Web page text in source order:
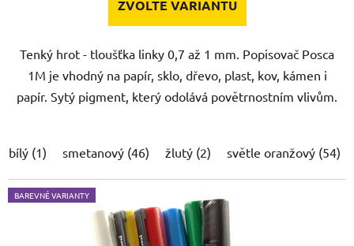
ZVOLTE VARIANTU
Tenký hrot - tloušťka linky 0,7 až 1 mm. Popisovač Posca
1M je vhodný na papír, sklo, dřevo, plast, kov, kámen i
papír. Sytý pigment, který odolává povětrnostním vlivům.
bílý (1) smetanový (46) žlutý (2) světle oranžový (54)
BAREVNÉ VARIANTY